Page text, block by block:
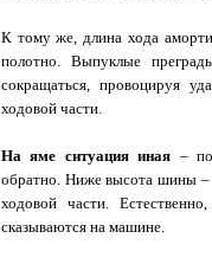
К тому же, длина хода
полотно. Выпуклые
сокращаться, провоцируя
ходовой части.
На яме ситуация иная –
обратно. Ниже высота шины –
ходовой части.
сказываются на машине.